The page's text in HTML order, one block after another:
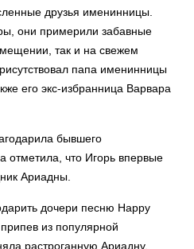
друзья именинницы.
они примерили забавные
так и на свежем
папа именинницы
его экс-избранница Варвара
бывшего
отметила, что Игорь впервые
Ариадны.
дочери песню Happy
из популярной
растроганную Ариадну.